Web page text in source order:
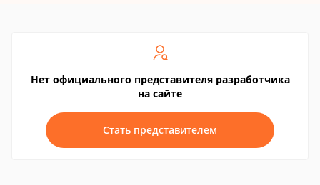
Нет официального представителя разработчика
на сайте
Стать представителем